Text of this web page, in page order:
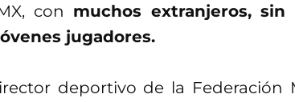
con muchos extranjeros, sin
jugadores.
deportivo de la Federación